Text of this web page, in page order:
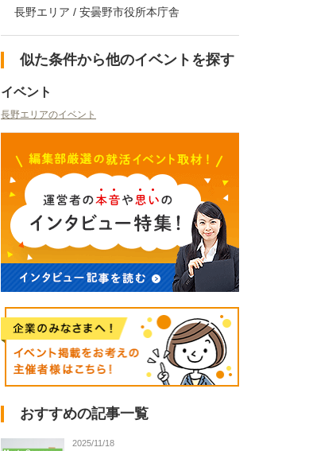
長野エリア / 安曇野市役所本庁舎
似た条件から他のイベントを探す
イベント
長野エリアのイベント
おすすめの記事一覧
2025/11/18